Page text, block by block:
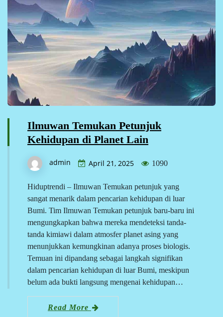
Ilmuwan Temukan Petunjuk
Kehidupan di Planet Lain
admin April 21, 2025 1090
Hiduptrendi – Ilmuwan Temukan petunjuk yang
sangat menarik dalam pencarian kehidupan di luar
Bumi. Tim Ilmuwan Temukan petunjuk baru-baru ini
mengungkapkan bahwa mereka mendeteksi tanda-
tanda kimiawi dalam atmosfer planet asing yang
menunjukkan kemungkinan adanya proses biologis.
Temuan ini dipandang sebagai langkah signifikan
dalam pencarian kehidupan di luar Bumi, meskipun
belum ada bukti langsung mengenai kehidupan…
Read More